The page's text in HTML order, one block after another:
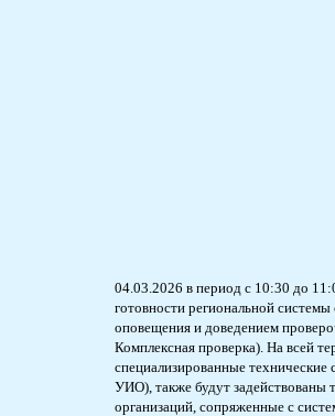
04.03.2026 в период с 10:30 до
готовности региональной
оповещения и доведением
Комплексная проверка). На всей
специализированные
УИО), также будут задействованы
организаций, сопряженные с